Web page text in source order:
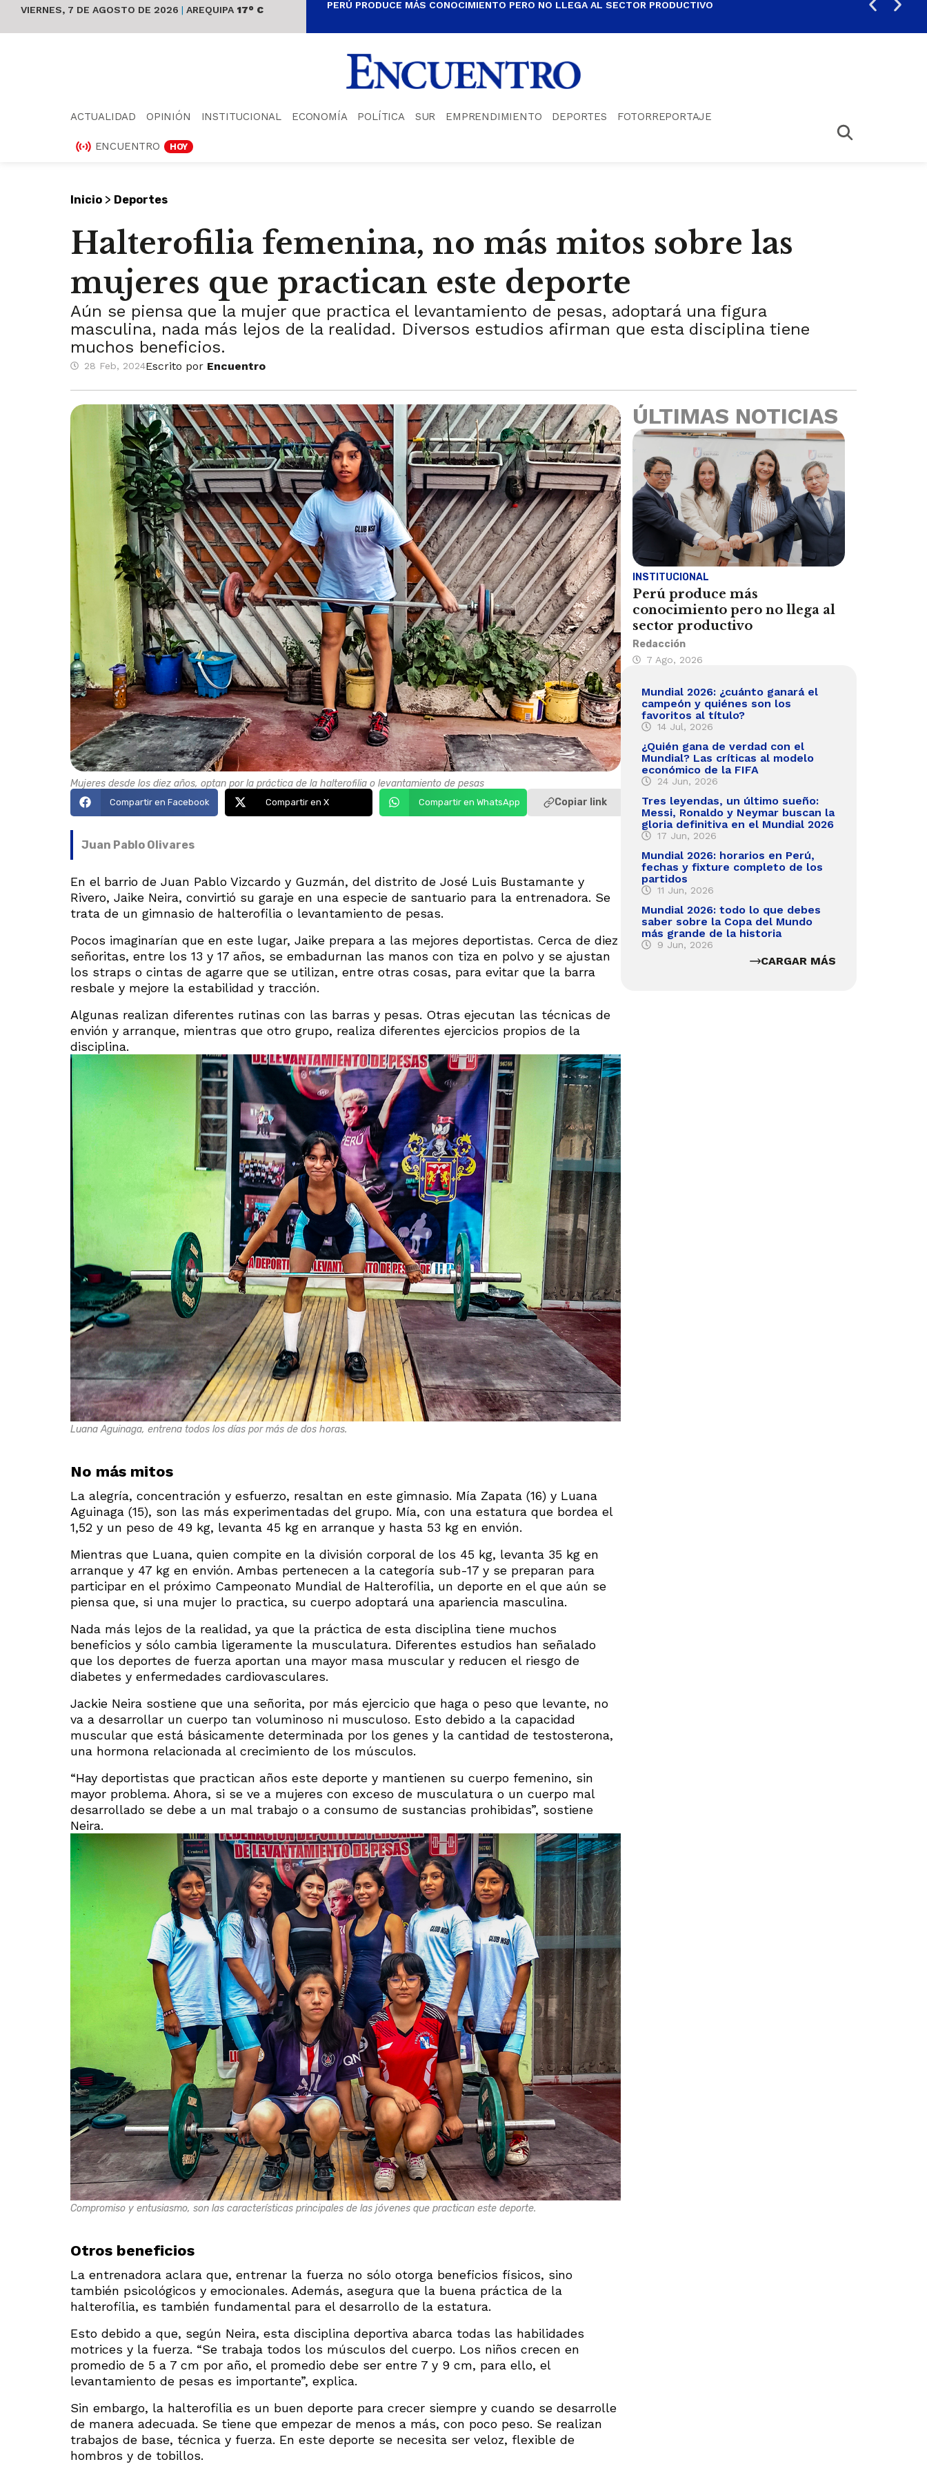
VIERNES, 7 DE AGOSTO DE 2026 | AREQUIPA 17° C PERÚ PRODUCE MÁS CONOCIMIENTO PERO NO LLEGA AL SECTOR PRODUCTIVO
ACTUALIDAD OPINIÓN INSTITUCIONAL ECONOMÍA POLÍTICA SUR EMPRENDIMIENTO DEPORTES FOTORREPORTAJE
ENCUENTRO HOY
Inicio > Deportes
Halterofilia femenina, no más mitos sobre las
mujeres que practican este deporte
Aún se piensa que la mujer que practica el levantamiento de pesas, adoptará una figura
masculina, nada más lejos de la realidad. Diversos estudios afirman que esta disciplina tiene
muchos beneficios.
28 Feb, 2024Escrito por Encuentro
Mujeres desde los diez años, optan por la práctica de la halterofilia o levantamiento de pesas
Compartir en Facebook Compartir en X Compartir en WhatsApp Copiar link
Juan Pablo Olivares
En el barrio de Juan Pablo Vizcardo y Guzmán, del distrito de José Luis Bustamante y
Rivero, Jaike Neira, convirtió su garaje en una especie de santuario para la entrenadora. Se
trata de un gimnasio de halterofilia o levantamiento de pesas.
Pocos imaginarían que en este lugar, Jaike prepara a las mejores deportistas. Cerca de diez
señoritas, entre los 13 y 17 años, se embadurnan las manos con tiza en polvo y se ajustan
los straps o cintas de agarre que se utilizan, entre otras cosas, para evitar que la barra
resbale y mejore la estabilidad y tracción.
Algunas realizan diferentes rutinas con las barras y pesas. Otras ejecutan las técnicas de
envión y arranque, mientras que otro grupo, realiza diferentes ejercicios propios de la
disciplina.
Luana Aguinaga, entrena todos los días por más de dos horas.
No más mitos
La alegría, concentración y esfuerzo, resaltan en este gimnasio. Mía Zapata (16) y Luana
Aguinaga (15), son las más experimentadas del grupo. Mía, con una estatura que bordea el
1,52 y un peso de 49 kg, levanta 45 kg en arranque y hasta 53 kg en envión.
Mientras que Luana, quien compite en la división corporal de los 45 kg, levanta 35 kg en
arranque y 47 kg en envión. Ambas pertenecen a la categoría sub-17 y se preparan para
participar en el próximo Campeonato Mundial de Halterofilia, un deporte en el que aún se
piensa que, si una mujer lo practica, su cuerpo adoptará una apariencia masculina.
Nada más lejos de la realidad, ya que la práctica de esta disciplina tiene muchos
beneficios y sólo cambia ligeramente la musculatura. Diferentes estudios han señalado
que los deportes de fuerza aportan una mayor masa muscular y reducen el riesgo de
diabetes y enfermedades cardiovasculares.
Jackie Neira sostiene que una señorita, por más ejercicio que haga o peso que levante, no
va a desarrollar un cuerpo tan voluminoso ni musculoso. Esto debido a la capacidad
muscular que está básicamente determinada por los genes y la cantidad de testosterona,
una hormona relacionada al crecimiento de los músculos.
“Hay deportistas que practican años este deporte y mantienen su cuerpo femenino, sin
mayor problema. Ahora, si se ve a mujeres con exceso de musculatura o un cuerpo mal
desarrollado se debe a un mal trabajo o a consumo de sustancias prohibidas”, sostiene
Neira.
Compromiso y entusiasmo, son las características principales de las jóvenes que practican este deporte.
Otros beneficios
La entrenadora aclara que, entrenar la fuerza no sólo otorga beneficios físicos, sino
también psicológicos y emocionales. Además, asegura que la buena práctica de la
halterofilia, es también fundamental para el desarrollo de la estatura.
Esto debido a que, según Neira, esta disciplina deportiva abarca todas las habilidades
motrices y la fuerza. “Se trabaja todos los músculos del cuerpo. Los niños crecen en
promedio de 5 a 7 cm por año, el promedio debe ser entre 7 y 9 cm, para ello, el
levantamiento de pesas es importante”, explica.
Sin embargo, la halterofilia es un buen deporte para crecer siempre y cuando se desarrolle
de manera adecuada. Se tiene que empezar de menos a más, con poco peso. Se realizan
trabajos de base, técnica y fuerza. En este deporte se necesita ser veloz, flexible de
hombros y de tobillos.
ÚLTIMAS NOTICIAS
INSTITUCIONAL
Perú produce más
conocimiento pero no llega al
sector productivo
Redacción
7 Ago, 2026
Mundial 2026: ¿cuánto ganará el
campeón y quiénes son los
favoritos al título?
14 Jul, 2026
¿Quién gana de verdad con el
Mundial? Las críticas al modelo
económico de la FIFA
24 Jun, 2026
Tres leyendas, un último sueño:
Messi, Ronaldo y Neymar buscan la
gloria definitiva en el Mundial 2026
17 Jun, 2026
Mundial 2026: horarios en Perú,
fechas y fixture completo de los
partidos
11 Jun, 2026
Mundial 2026: todo lo que debes
saber sobre la Copa del Mundo
más grande de la historia
9 Jun, 2026
CARGAR MÁS